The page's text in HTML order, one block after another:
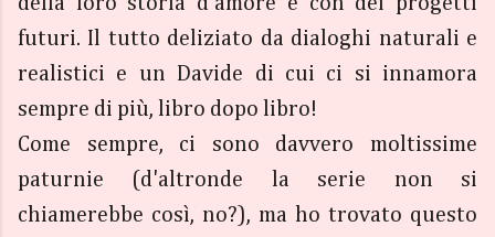
futuri. Il tutto deliziato da dialoghi naturali e
realistici e un Davide di cui ci si innamora
sempre di più, libro dopo libro!
Come sempre, ci sono davvero moltissime
paturnie (d'altronde la serie non si
chiamerebbe così, no?), ma ho trovato questo